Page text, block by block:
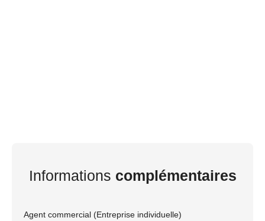
Informations complémentaires
Agent commercial (Entreprise individuelle)